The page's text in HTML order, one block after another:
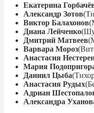
Екатерина
Александр Зотов
Виктор Балахонов
Диана Лейченко
Дмитрий Матвеев
Варвара Мороз
Анастасия
Мария
Даниил Цыба
Анастасия Рудых
Адриан
Александра